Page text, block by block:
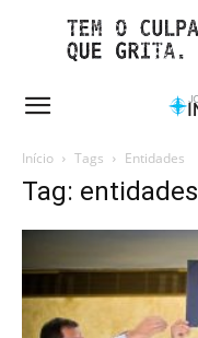
Início Tags Entidades
Tag: entidades